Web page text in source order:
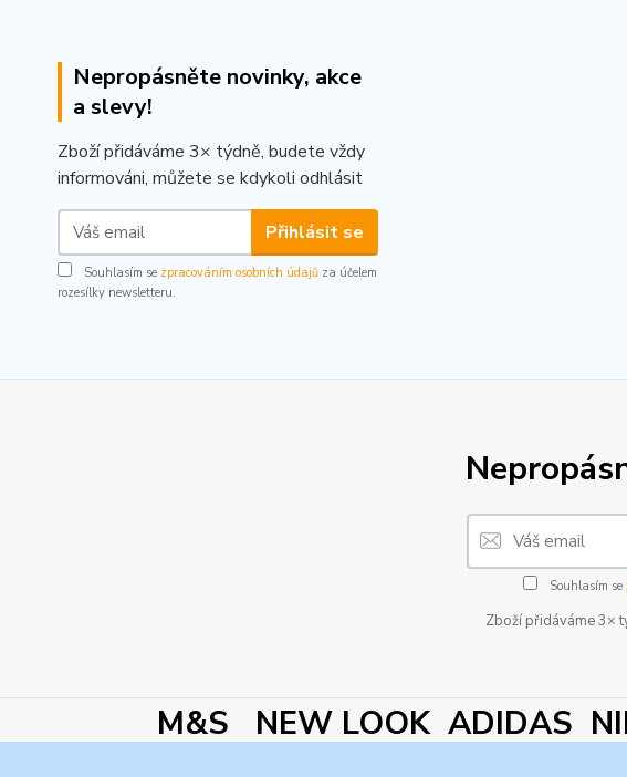
Nepropásněte novinky, akce
a slevy!
Zboží přidáváme 3× týdně, budete vždy
informováni, můžete se kdykoli odhlásit
Přihlásit se
Souhlasím se zpracováním osobních údajů za účelem
rozesílky newsletteru.
Souhlasím se
Zboží přidáváme 3×
M&S NEW LOOK ADIDAS